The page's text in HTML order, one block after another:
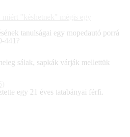
tanulságai egy mopedautó porrá
441?
sálak, sapkák várják mellettük
egy 21 éves tatabányai férfi.